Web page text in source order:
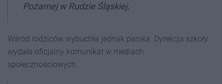
Pożarnej w Rudzie Śląskiej.
Wśród rodziców wybuchła jednak panika. Dyrekcja szkoły
wydała oficjalny komunikat w mediach
społecznościowych.